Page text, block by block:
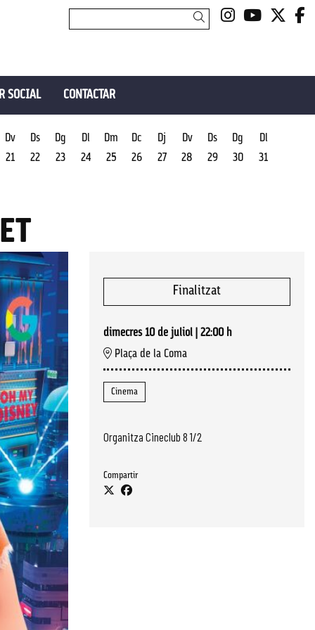
Link aLink a
Cercar
SOCIAL CONTACTAR
Dv
21
Ds
22
Dg
23
Dl
24
Dm
25
Dc
26
Dj
27
Dv
28
Ds
29
Dg
30
Dl
31
Finalitzat
dimecres 10 de juliol
22:00 h
Plaça de la Coma
Cinema
Organitza Cineclub 8 1/2
Compartir